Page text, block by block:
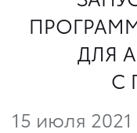
ДЛЯ
С
15 июля 2021